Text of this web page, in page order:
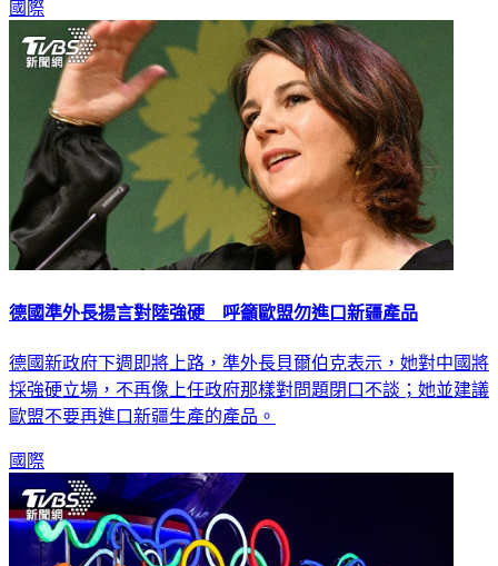
國際
德國準外長揚言對陸強硬 呼籲歐盟勿進口新疆產品
德國新政府下週即將上路，準外長貝爾伯克表示，她對中國將
採強硬立場，不再像上任政府那樣對問題閉口不談；她並建議
歐盟不要再進口新疆生產的產品。
國際